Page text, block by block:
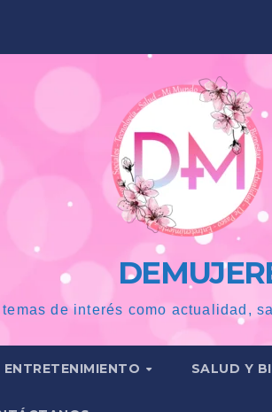
de interés como actualidad,
ENTRETENIMIENTO SALUD Y